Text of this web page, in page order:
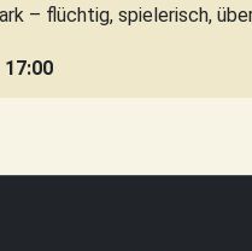
– flüchtig, spielerisch,